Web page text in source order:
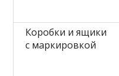
Коробки и ящики
с маркировкой